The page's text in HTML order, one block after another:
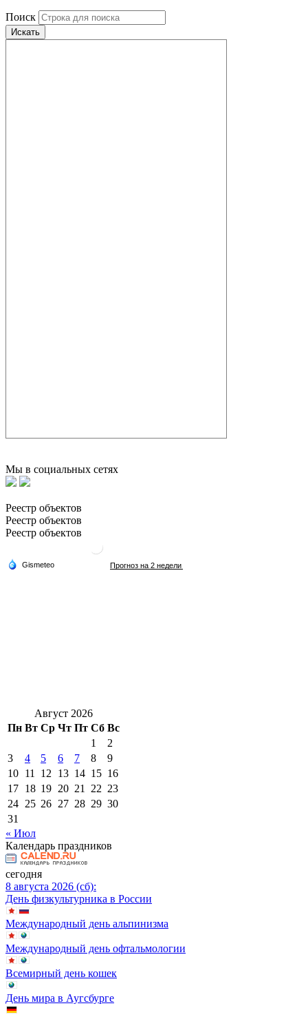
Поиск
Искать
Мы в социальных сетях
Реестр объектов
Реестр объектов
Реестр объектов
Август 2026
Пн Вт Ср Чт Пт Сб Вс
1
2
3
4 5 6 7 8
9
10 11 12 13 14 15 16
17 18 19 20 21 22 23
24 25 26 27 28 29 30
31
« Июл
Календарь праздников
сегодня
8 августа 2026 (сб):
День физкультурника в России
Международный день альпинизма
Международный день офтальмологии
Всемирный день кошек
День мира в Аугсбурге